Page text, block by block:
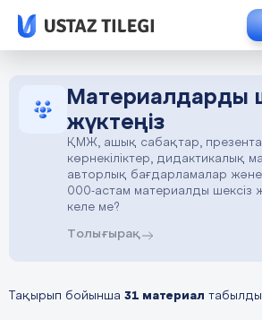
Материалдарды
жүктеңіз
ҚМЖ, ашық сабақтар,
көрнекіліктер, дидактикалық
авторлық бағдарламалар
000-астам материалды шексіз
келе ме?
Толығырақ
Тақырып бойынша 31 материал табылды